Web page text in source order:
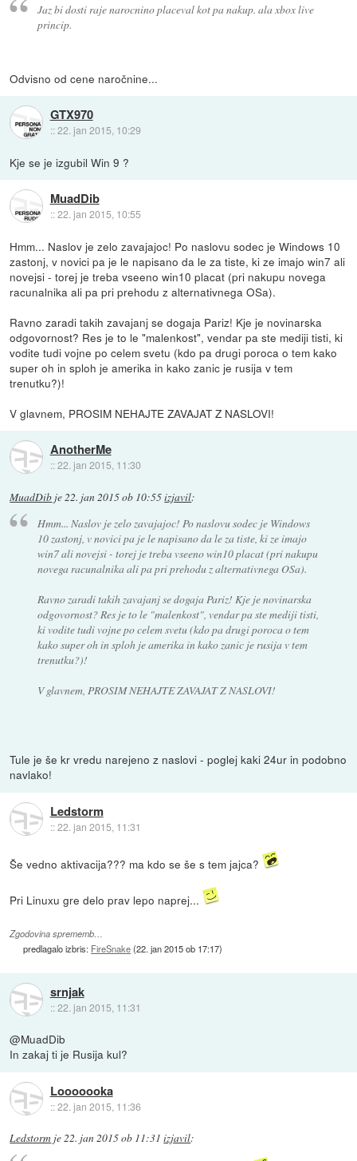
Jaz bi dosti raje narocnino placeval kot pa nakup. ala xbox live
princip.
Odvisno od cene naročnine...
GTX970
::22. jan 2015, 10:29
Kje se je izgubil Win 9 ?
MuadDib
::22. jan 2015, 10:55
Hmm... Naslov je zelo zavajajoc! Po naslovu sodec je Windows 10
zastonj, v novici pa je le napisano da le za tiste, ki ze imajo win7 ali
novejsi - torej je treba vseeno win10 placat (pri nakupu novega
racunalnika ali pa pri prehodu z alternativnega OSa).
Ravno zaradi takih zavajanj se dogaja Pariz! Kje je novinarska
odgovornost? Res je to le "malenkost", vendar pa ste mediji tisti, ki
vodite tudi vojne po celem svetu (kdo pa drugi poroca o tem kako
super oh in sploh je amerika in kako zanic je rusija v tem
trenutku?)!
V glavnem, PROSIM NEHAJTE ZAVAJAT Z NASLOVI!
AnotherMe
::22. jan 2015, 11:30
MuadDib je22. jan 2015 ob 10:55izjavil:
Hmm... Naslov je zelo zavajajoc! Po naslovu sodec je Windows
10 zastonj, v novici pa je le napisano da le za tiste, ki ze imajo
win7 ali novejsi - torej je treba vseeno win10 placat (pri nakupu
novega racunalnika ali pa pri prehodu z alternativnega OSa).
Ravno zaradi takih zavajanj se dogaja Pariz! Kje je novinarska
odgovornost? Res je to le "malenkost", vendar pa ste mediji tisti,
ki vodite tudi vojne po celem svetu (kdo pa drugi poroca o tem
kako super oh in sploh je amerika in kako zanic je rusija v tem
trenutku?)!
V glavnem, PROSIM NEHAJTE ZAVAJAT Z NASLOVI!
Tule je še kr vredu narejeno z naslovi - poglej kaki 24ur in podobno
navlako!
Ledstorm
::22. jan 2015, 11:31
Še vedno aktivacija??? ma kdo se še s tem jajca?
Pri Linuxu gre delo prav lepo naprej...
Zgodovina sprememb…
predlagalo izbris: FireSnake(22. jan 2015 ob 17:17)
srnjak
::22. jan 2015, 11:31
@MuadDib
In zakaj ti je Rusija kul?
Looooooka
::22. jan 2015, 11:36
Ledstorm je22. jan 2015 ob 11:31 izjavil: